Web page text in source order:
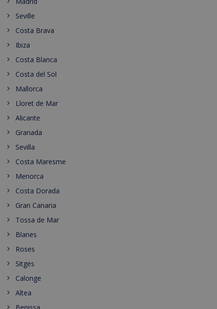
Seville
Costa Brava
Ibiza
Costa Blanca
Costa del Sol
Mallorca
Lloret de Mar
Alicante
Granada
Sevilla
Costa Maresme
Menorca
Costa Dorada
Gran Canaria
Tossa de Mar
Blanes
Roses
Sitges
Calonge
Altea